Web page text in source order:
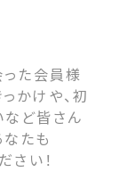
た会員様
かけや、初
ど皆さん
たも
さい！